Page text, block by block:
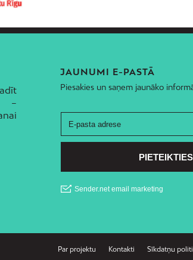
–
JAUNUMI E-PASTĀ
Piesakies un saņem jaunāko
Par projektu Kontakti Sīkdatņu